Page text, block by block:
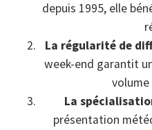
depuis 1995, elle
La régularité de
week-end garantit
La
présentation